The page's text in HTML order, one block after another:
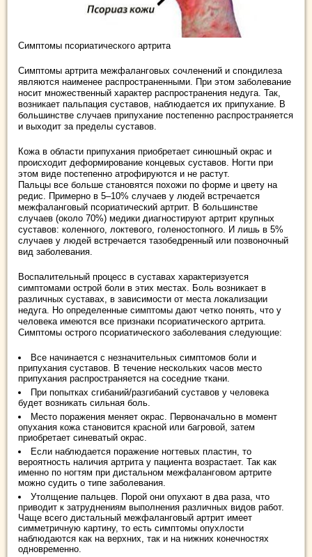
Симптомы псориатического артрита
Симптомы артрита межфаланговых сочленений и спондилеза
являются наименее распространенными. При этом заболевание
носит множественный характер распространения недуга. Так,
возникает пальпация суставов, наблюдается их припухание. В
большинстве случаев припухание постепенно распространяется
и выходит за пределы суставов.
Кожа в области припухания приобретает синюшный окрас и
происходит деформирование концевых суставов. Ногти при
этом виде постепенно атрофируются и не растут.
Пальцы все больше становятся похожи по форме и цвету на
редис. Примерно в 5–10% случаев у людей встречается
межфаланговый псориатический артрит. В большинстве
случаев (около 70%) медики диагностируют артрит крупных
суставов: коленного, локтевого, голеностопного. И лишь в 5%
случаев у людей встречается тазобедренный или позвоночный
вид заболевания.
Воспалительный процесс в суставах характеризуется
симптомами острой боли в этих местах. Боль возникает в
различных суставах, в зависимости от места локализации
недуга. Но определенные симптомы дают четко понять, что у
человека имеются все признаки псориатического артрита.
Симптомы острого псориатического заболевания следующие:
Все начинается с незначительных симптомов боли и
припухания суставов. В течение нескольких часов место
припухания распространяется на соседние ткани.
При попытках сгибаний/разгибаний суставов у человека
будет возникать сильная боль.
Место поражения меняет окрас. Первоначально в момент
опухания кожа становится красной или багровой, затем
приобретает синеватый окрас.
Если наблюдается поражение ногтевых пластин, то
вероятность наличия артрита у пациента возрастает. Так как
именно по ногтям при дистальном межфаланговом артрите
можно судить о типе заболевания.
Утолщение пальцев. Порой они опухают в два раза, что
приводит к затруднениям выполнения различных видов работ.
Чаще всего дистальный межфаланговый артрит имеет
симметричную картину, то есть симптомы опухлости
наблюдаются как на верхних, так и на нижних конечностях
одновременно.